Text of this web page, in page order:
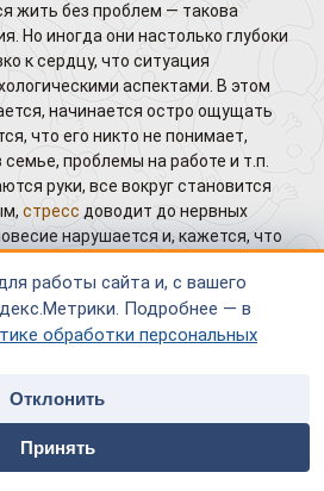
работы сайта и, с вашего
Подробнее — в
обработки персональных
Отклонить
Принять
payment contacts
жить без проблем — такова
Но иногда они настолько глубоки
к сердцу, что ситуация
аспектами. В этом
начинается остро ощущать
что его никто не понимает,
проблемы на работе и т.п.
руки, все вокруг становится
стресс доводит до нервных
нарушается и, кажется, что
в тонких сферах души —
помощьлюдям с психологическими
психотерапевтапозволит
тяжелой ситуацией, понять
членом общества и обрести